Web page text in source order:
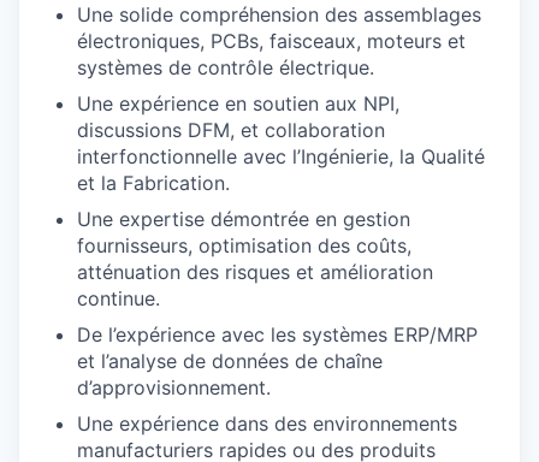
Une solide compréhension des assemblages
électroniques, PCBs, faisceaux, moteurs et
systèmes de contrôle électrique.
Une expérience en soutien aux NPI,
discussions DFM, et collaboration
interfonctionnelle avec l’Ingénierie, la Qualité
et la Fabrication.
Une expertise démontrée en gestion
fournisseurs, optimisation des coûts,
atténuation des risques et amélioration
continue.
De l’expérience avec les systèmes ERP/MRP
et l’analyse de données de chaîne
d’approvisionnement.
Une expérience dans des environnements
manufacturiers rapides ou des produits